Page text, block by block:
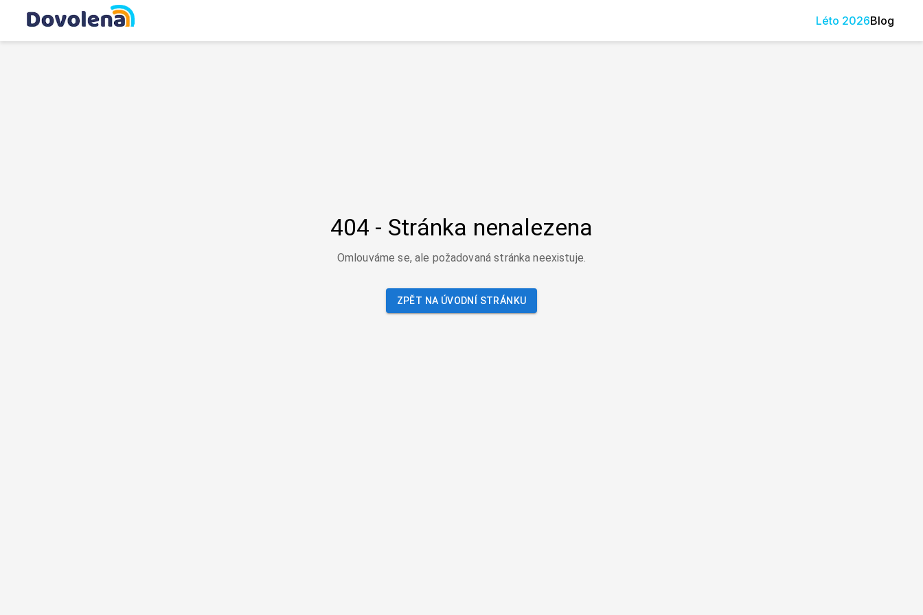
Léto 2026Blog
404 - Stránka nenalezena
Omlouváme se, ale požadovaná stránka neexistuje.
ZPĚT NA ÚVODNÍ STRÁNKU